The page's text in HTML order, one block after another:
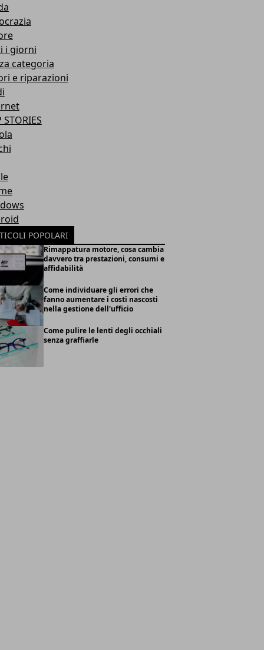
i giorni
categoria
e riparazioni
STORIES
POPOLARI
Rimappatura motore, cosa cambia
davvero tra prestazioni, consumi e
affidabilità
Come individuare gli errori che
fanno aumentare i costi nascosti
nella gestione dell'ufficio
Come pulire le lenti degli occhiali
senza graffiarle